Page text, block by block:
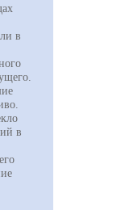
в
в